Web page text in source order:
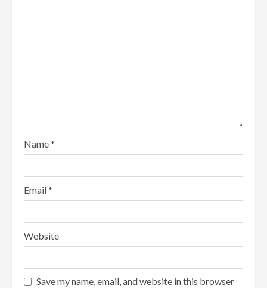
Name*
Email*
Website
Save my name, email, and website in this browser